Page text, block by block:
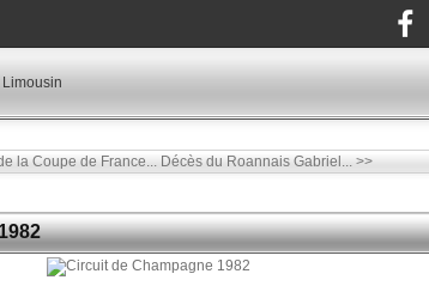
la Coupe de France... Décès du Roannais Gabriel... >>